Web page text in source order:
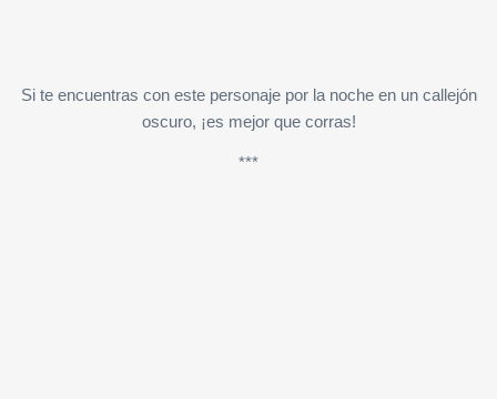
Si te encuentras con este personaje por la noche en un callejón
oscuro, ¡es mejor que corras!
***